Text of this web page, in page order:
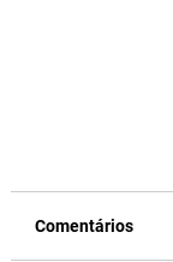
Comentários